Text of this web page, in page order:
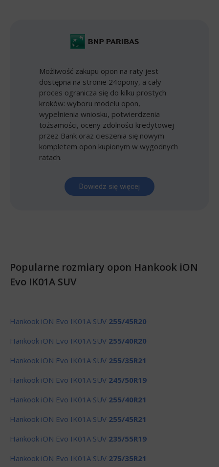
Możliwość zakupu opon na raty jest
dostępna na stronie 24opony, a cały
proces ogranicza się do kilku prostych
kroków: wyboru modelu opon,
wypełnienia wniosku, potwierdzenia
tożsamości, oceny zdolności kredytowej
przez Bank oraz cieszenia się nowym
kompletem opon kupionym w wygodnych
ratach.
Dowiedz się więcej
Popularne rozmiary opon Hankook iON
Evo IK01A SUV
Hankook iON Evo IK01A SUV 255/45R20
Hankook iON Evo IK01A SUV 255/40R20
Hankook iON Evo IK01A SUV 255/35R21
Hankook iON Evo IK01A SUV 245/50R19
Hankook iON Evo IK01A SUV 255/40R21
Hankook iON Evo IK01A SUV 255/45R21
Hankook iON Evo IK01A SUV 235/55R19
Hankook iON Evo IK01A SUV 275/35R21